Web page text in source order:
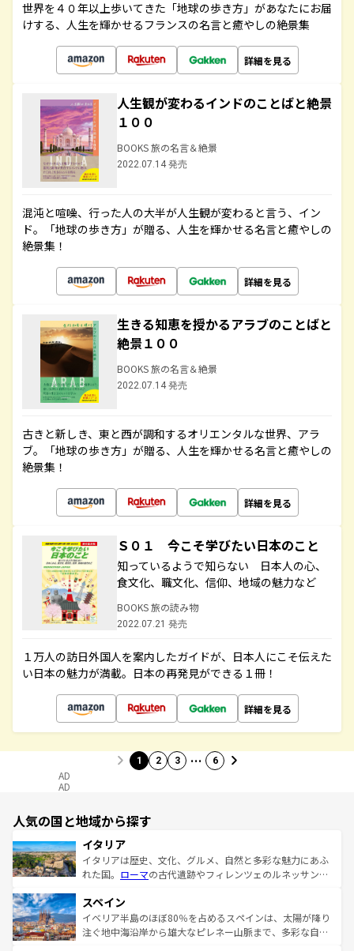
世界を４０年以上歩いてきた「地球の歩き方」があなたにお届
けする、人生を輝かせるフランスの名言と癒やしの絶景集
詳細を見る
人生観が変わるインドのことばと絶景
１００
BOOKS 旅の名言＆絶景
2022.07.14 発売
混沌と喧噪、行った人の大半が人生観が変わると言う、イン
ド。「地球の歩き方」が贈る、人生を輝かせる名言と癒やしの
絶景集！
詳細を見る
生きる知恵を授かるアラブのことばと
絶景１００
BOOKS 旅の名言＆絶景
2022.07.14 発売
古きと新しき、東と西が調和するオリエンタルな世界、アラ
ブ。「地球の歩き方」が贈る、人生を輝かせる名言と癒やしの
絶景集！
詳細を見る
Ｓ０１ 今こそ学びたい日本のこと
知っているようで知らない 日本人の心、
食文化、職文化、信仰、地域の魅力など
BOOKS 旅の読み物
2022.07.21 発売
１万人の訪日外国人を案内したガイドが、日本人にこそ伝えた
い日本の魅力が満載。日本の再発見ができる１冊！
詳細を見る
1 2 3 … 6
AD
AD
人気の国と地域から探す
イタリア
イタリアは歴史、文化、グルメ、自然と多彩な魅力にあふ
れた国。 ローマの古代遺跡やフィレンツェのルネッサンス
ろん、トスカーナの美しい田園風景やアマルフィ海岸の絶
景など、自然景観も見逃せない。観光の合間には、本場の
ピザやパスタなど、絶品のイタリア料理を堪能することも
スペイン
イベリア半島のほぼ80％を占めるスペインは、太陽が降り
注ぐ地中海沿岸から雄大なピレネー山脈まで、多彩な自然